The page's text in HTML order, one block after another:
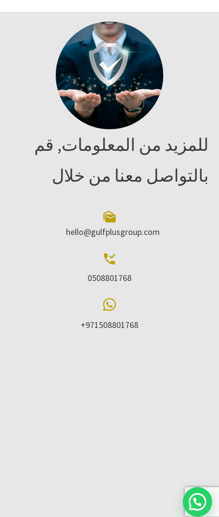
للمزيد من المعلومات, قم
بالتواصل معنا من خلال
hello@gulfplusgroup.com
0508801768
+971508801768